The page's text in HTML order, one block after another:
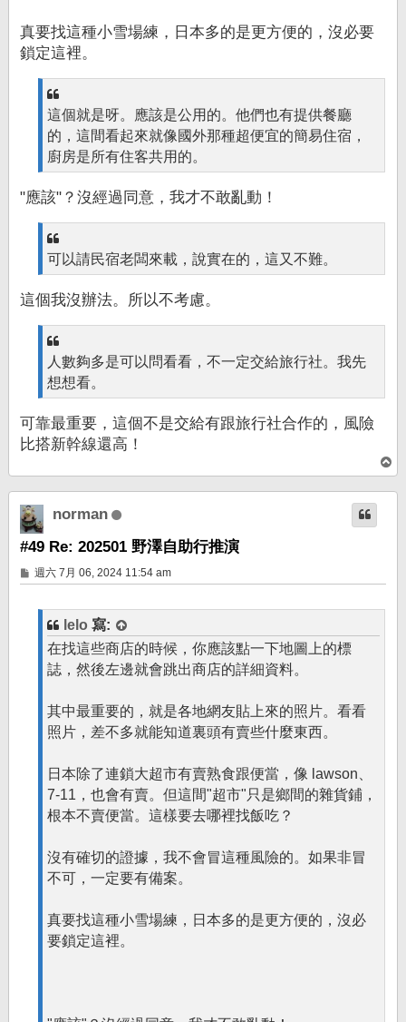
真要找這種小雪場練，日本多的是更方便的，沒必要
鎖定這裡。
這個就是呀。應該是公用的。他們也有提供餐廳
的，這間看起來就像國外那種超便宜的簡易住宿，
廚房是所有住客共用的。
"應該"？沒經過同意，我才不敢亂動！
可以請民宿老闆來載，說實在的，這又不難。
這個我沒辦法。所以不考慮。
人數夠多是可以問看看，不一定交給旅行社。我先
想想看。
可靠最重要，這個不是交給有跟旅行社合作的，風險
比搭新幹線還高！
頂
端
norman
#49 Re: 202501 野澤自助行推演
文
章
週六 7月 06, 2024 11:54 am
lelo 寫:
在找這些商店的時候，你應該點一下地圖上的標
誌，然後左邊就會跳出商店的詳細資料。
其中最重要的，就是各地網友貼上來的照片。看看
照片，差不多就能知道裏頭有賣些什麼東西。
日本除了連鎖大超市有賣熟食跟便當，像 lawson、
7-11，也會有賣。但這間"超市"只是鄉間的雜貨鋪，
根本不賣便當。這樣要去哪裡找飯吃？
沒有確切的證據，我不會冒這種風險的。如果非冒
不可，一定要有備案。
真要找這種小雪場練，日本多的是更方便的，沒必
要鎖定這裡。